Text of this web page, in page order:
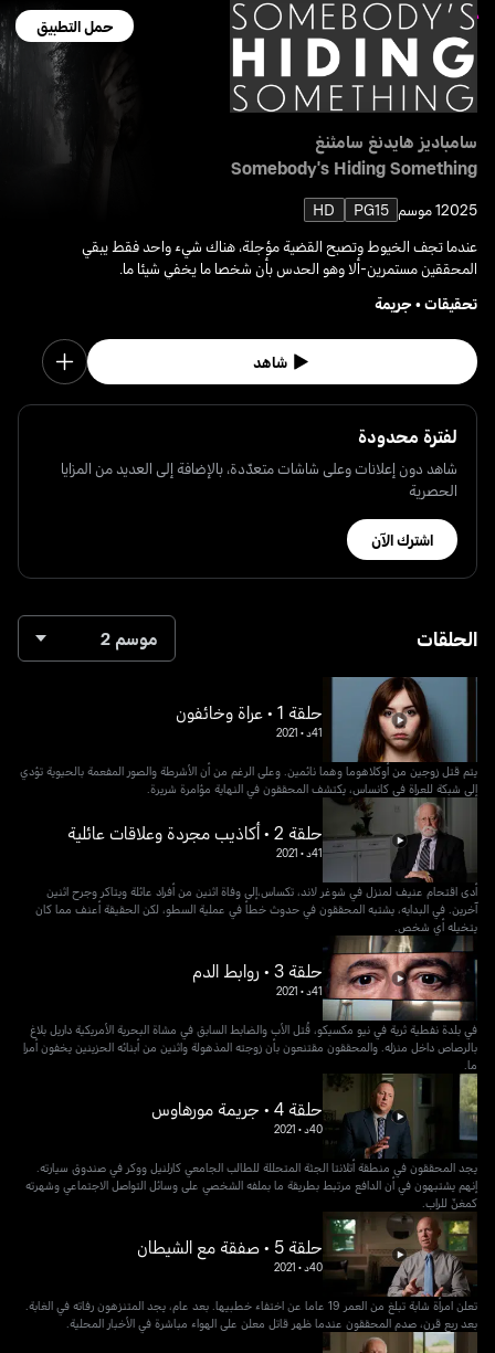
حمل التطبيق
سامباديز هايدنغ سامثنغ
Somebody's Hiding Something
20251 موسم PG15
HD
عندما تجف الخيوط وتصبح القضية مؤجلة، هناك شيء واحد فقط يبقي
المحققين مستمرين-ألا وهو الحدس بأن شخصا ما يخفي شيئا ما.
تحقيقات• جريمة
شاهد
لفترة محدودة
شاهد دون إعلانات وعلى شاشات متعدّدة، بالإضافة إلى العديد من المزايا
الحصرية
اشترك الآن
الحلقات موسم 2
حلقة 1 • عراة وخائفون
41د •
2021
يتم قتل زوجين من أوكلاهوما وهما نائمين. وعلى الرغم من أن الأشرطة والصور المفعمة بالحيوية تؤدي
إلى شبكة للعراة في كانساس، يكتشف المحققون في النهاية مؤامرة شريرة.
حلقة 2 • أكاذيب مجردة وعلاقات عائلية
41د •
2021
أدى اقتحام عنيف لمنزل في شوغر لاند، تكساس،إلى وفاة اثنين من أفراد عائلة ويتاكر وجرح اثنين
آخرين. في البدايه، يشتبه المحققون في حدوث خطأ في عملية السطو، لكن الحقيقة أعنف مما كان
يتخيله أي شخص.
حلقة 3 • روابط الدم
41د •
2021
في بلدة نفطية ثرية في نيو مكسيكو، قُتل الأب والضابط السابق في مشاة البحرية الأمريكية داريل بلاغ
بالرصاص داخل منزله. والمحققون مقتنعون بأن زوجته المذهولة واثنين من أبنائه الحزينين يخفون أمرا
ما.
حلقة 4 • جريمة مورهاوس
40د •
2021
يجد المحققون في منطقة أتلانتا الجثة المتحللة للطالب الجامعي كارلنيل ووكر في صندوق سيارته.
إنهم يشتبهون في أن الدافع مرتبط بطريقة ما بملفه الشخصي على وسائل التواصل الاجتماعي وشهرته
كمغنّ للراب.
حلقة 5 • صفقة مع الشيطان
40د •
2021
تعلن امرأة شابة تبلغ من العمر 19 عاما عن اختفاء خطبيها. بعد عام، يجد المتنزهون رفاته في الغابة.
بعد ربع قرن، صدم المحققون عندما ظهر قاتل معلن على الهواء مباشرة في الأخبار المحلية.